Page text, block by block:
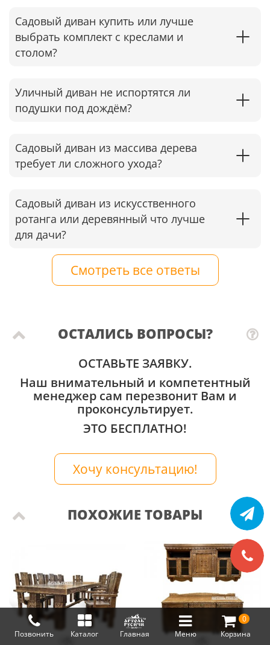
Меню
Позвонить Каталог Главная
0
Корзина
Садовый диван купить или лучше
выбрать комплект с креслами и
столом?
Уличный диван не испортятся ли
подушки под дождём?
Садовый диван из массива дерева
требует ли сложного ухода?
Садовый диван из искусственного
ротанга или деревянный что лучше
для дачи?
Смотреть все ответы
ОСТАЛИСЬ ВОПРОСЫ?
ОСТАВЬТЕ ЗАЯВКУ.
Наш внимательный и компетентный
менеджер сам перезвонит Вам и
проконсультирует.
ЭТО БЕСПЛАТНО!
Хочу консультацию!
ПОХОЖИЕ ТОВАРЫ